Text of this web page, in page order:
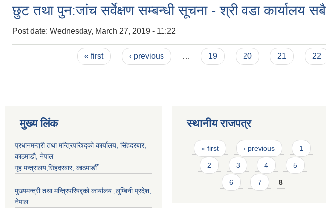
छुट तथा पुन:जांच सर्वेक्षण सम्बन्धी सूचना - श्री वडा कार्यालय सबै
Post date: Wednesday, March 27, 2019 - 11:22
« first ‹ previous … 19 20 21 22
मुख्य लिंक
प्रधानमन्त्री तथा मन्त्रिपरिषद्को कार्यालय, सिंहदरबार,
काठमाडौ, नेपाल
गृह मन्त्रालय,सिंहदरबार, काठमाडौँ
मुख्यमन्त्री तथा मन्त्रिपरिषद्को कार्यालय ,लुम्बिनी प्रदेश,
नेपाल
स्थानीय राजपत्र
Pages
« first ‹ previous 1
2 3 4 5
6 7 8